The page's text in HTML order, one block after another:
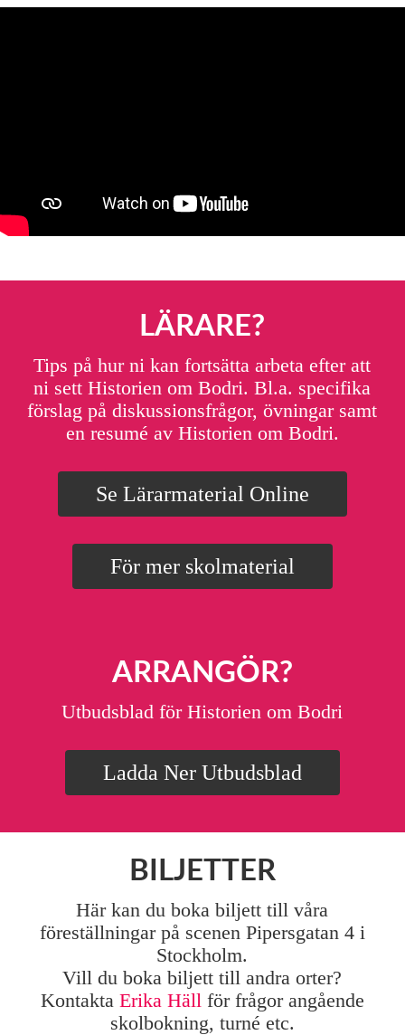
LÄRARE?
Tips på hur ni kan fortsätta arbeta efter att
ni sett Historien om Bodri. Bl.a. specifika
förslag på diskussionsfrågor, övningar samt
en resumé av Historien om Bodri.
Se Lärarmaterial Online
För mer skolmaterial
ARRANGÖR?
Utbudsblad för Historien om Bodri
Ladda Ner Utbudsblad
BILJETTER
Här kan du boka biljett till våra
föreställningar på scenen Pipersgatan 4 i
Stockholm.
Vill du boka biljett till andra orter?
Kontakta Erika Häll för frågor angående
skolbokning, turné etc.